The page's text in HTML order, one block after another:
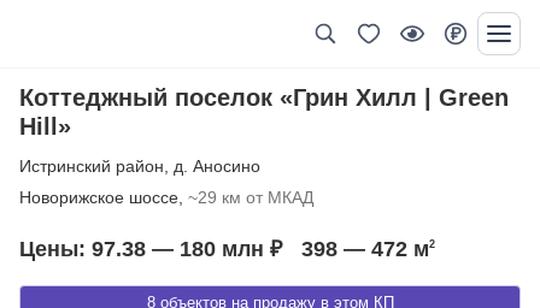
Коттеджный поселок «Грин Хилл | Green
Hill»
Истринский район
д. Аносино
Новорижское шоссе, ~29 км от МКАД
8 объектов на продажу в этом КП
Цены: 97.38 — 180 млн ₽ 398 — 472 м2